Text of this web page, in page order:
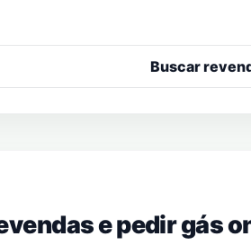
Buscar
e pedir gás